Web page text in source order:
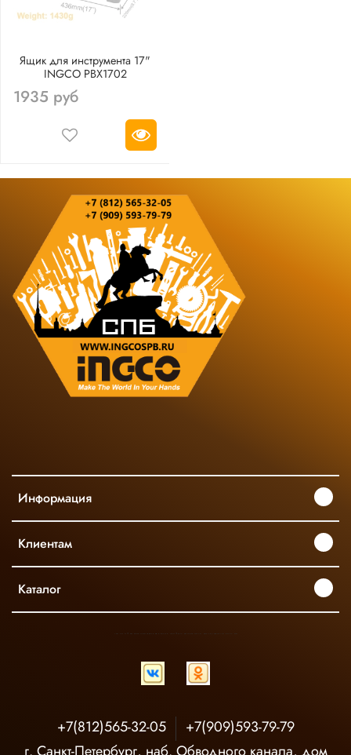
Ящик для инструмента 17"
INGCO PBX1702
1935 руб
Информация
Клиентам
Каталог
+7(812)565-32-05
+7(909)593-79-79